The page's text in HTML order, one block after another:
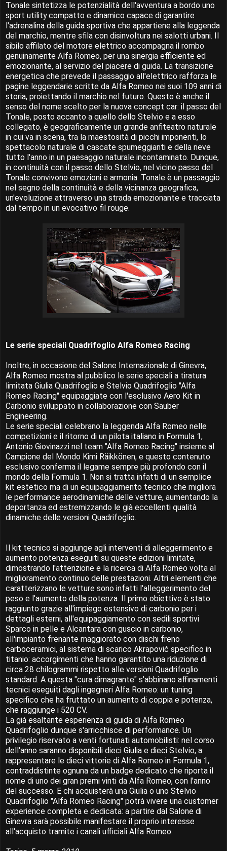
Tonale sintetizza le potenzialità dell'avventura a bordo uno
sport utility compatto e dinamico capace di garantire
l'adrenalina della guida sportiva che appartiene alla leggenda
del marchio, mentre sfila con disinvoltura nei salotti urbani. Il
sibilo affilato del motore elettrico accompagna il rombo
genuinamente Alfa Romeo, per una sinergia efficiente ed
emozionante, al servizio del piacere di guida. La transizione
energetica che prevede il passaggio all'elettrico rafforza le
pagine leggendarie scritte da Alfa Romeo nei suoi 109 anni di
storia, proiettando il marchio nel futuro. Questo è anche il
senso del nome scelto per la nuova concept car: il passo del
Tonale, posto accanto a quello dello Stelvio e a esso
collegato, è geograficamente un grande anfiteatro naturale
in cui va in scena, tra la maestosità di picchi imponenti, lo
spettacolo naturale di cascate spumeggianti e della neve
tutto l'anno in un paesaggio naturale incontaminato. Dunque,
in continuità con il passo dello Stelvio, nel vicino passo del
Tonale convivono emozioni e armonia. Tonale è un passaggio
nel segno della continuità e della vicinanza geografica,
un'evoluzione attraverso una strada emozionante e tracciata
dal tempo in un evocativo fil rouge.
Le serie speciali Quadrifoglio Alfa Romeo Racing
Inoltre, in occasione del Salone Internazionale di Ginevra,
Alfa Romeo mostra al pubblico le serie speciali a tiratura
limitata Giulia Quadrifoglio e Stelvio Quadrifoglio "Alfa
Romeo Racing" equipaggiate con l'esclusivo Aero Kit in
Carbonio sviluppato in collaborazione con Sauber
Engineering.
Le serie speciali celebrano la leggenda Alfa Romeo nelle
competizioni e il ritorno di un pilota italiano in Formula 1,
Antonio Giovinazzi nel team "Alfa Romeo Racing" insieme al
Campione del Mondo Kimi Räikkönen, e questo contenuto
esclusivo conferma il legame sempre più profondo con il
mondo della Formula 1. Non si tratta infatti di un semplice
kit estetico ma di un equipaggiamento tecnico che migliora
le performance aerodinamiche delle vetture, aumentando la
deportanza ed estremizzando le già eccellenti qualità
dinamiche delle versioni Quadrifoglio.
Il kit tecnico si aggiunge agli interventi di alleggerimento e
aumento potenza eseguiti su queste edizioni limitate,
dimostrando l'attenzione e la ricerca di Alfa Romeo volta al
miglioramento continuo delle prestazioni. Altri elementi che
caratterizzano le vetture sono infatti l'alleggerimento del
peso e l'aumento della potenza. Il primo obiettivo è stato
raggiunto grazie all'impiego estensivo di carbonio per i
dettagli esterni, all'equipaggiamento con sedili sportivi
Sparco in pelle e Alcantara con guscio in carbonio,
all'impianto frenante maggiorato con dischi freno
carboceramici, al sistema di scarico Akrapović specifico in
titanio: accorgimenti che hanno garantito una riduzione di
circa 28 chilogrammi rispetto alle versioni Quadrifoglio
standard. A questa "cura dimagrante" s'abbinano affinamenti
tecnici eseguiti dagli ingegneri Alfa Romeo: un tuning
specifico che ha fruttato un aumento di coppia e potenza,
che raggiunge i 520 CV.
La già esaltante esperienza di guida di Alfa Romeo
Quadrifoglio dunque s'arricchisce di performance. Un
privilegio riservato a venti fortunati automobilisti: nel corso
dell'anno saranno disponibili dieci Giulia e dieci Stelvio, a
rappresentare le dieci vittorie di Alfa Romeo in Formula 1,
contraddistinte ognuna da un badge dedicato che riporta il
nome di uno dei gran premi vinti da Alfa Romeo, con l'anno
del successo. E chi acquisterà una Giulia o uno Stelvio
Quadrifoglio "Alfa Romeo Racing" potrà vivere una customer
experience completa e dedicata: a partire dal Salone di
Ginevra sarà possibile manifestare il proprio interesse
all'acquisto tramite i canali ufficiali Alfa Romeo.